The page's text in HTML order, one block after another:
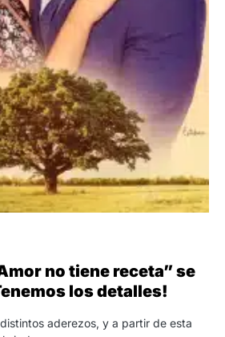
no tiene receta” se
los detalles!
aderezos, y a partir de esta